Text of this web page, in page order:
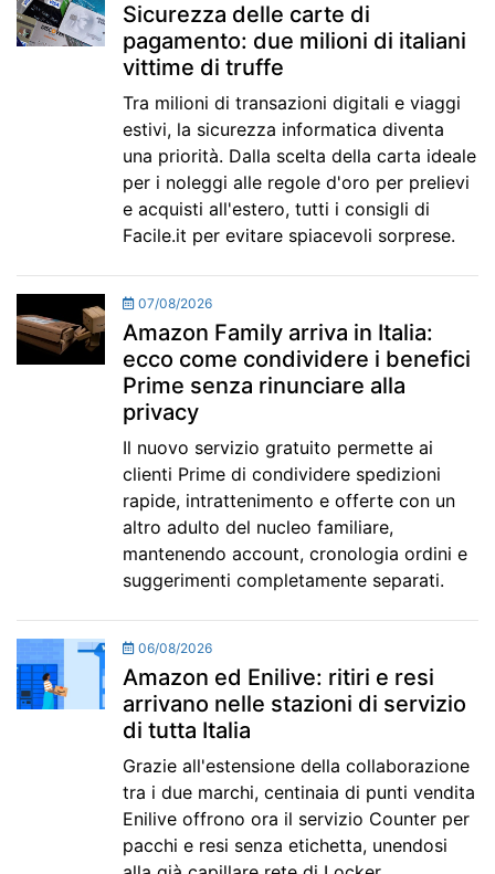
Sicurezza delle carte di
pagamento: due milioni di italiani
vittime di truffe
Tra milioni di transazioni digitali e viaggi
estivi, la sicurezza informatica diventa
una priorità. Dalla scelta della carta ideale
per i noleggi alle regole d'oro per prelievi
e acquisti all'estero, tutti i consigli di
Facile.it per evitare spiacevoli sorprese.
07/08/2026
Amazon Family arriva in Italia:
ecco come condividere i benefici
Prime senza rinunciare alla
privacy
Il nuovo servizio gratuito permette ai
clienti Prime di condividere spedizioni
rapide, intrattenimento e offerte con un
altro adulto del nucleo familiare,
mantenendo account, cronologia ordini e
suggerimenti completamente separati.
06/08/2026
Amazon ed Enilive: ritiri e resi
arrivano nelle stazioni di servizio
di tutta Italia
Grazie all'estensione della collaborazione
tra i due marchi, centinaia di punti vendita
Enilive offrono ora il servizio Counter per
pacchi e resi senza etichetta, unendosi